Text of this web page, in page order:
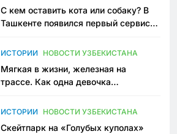
С кем оставить кота или собаку? В
Ташкенте появился первый сервис
ИСТОРИИ НОВОСТИ УЗБЕКИСТАНА
Мягкая в жизни, железная на
трассе. Как одна девочка
Узбекистане
ИСТОРИИ НОВОСТИ УЗБЕКИСТАНА
Скейтпарк на «Голубых куполах»